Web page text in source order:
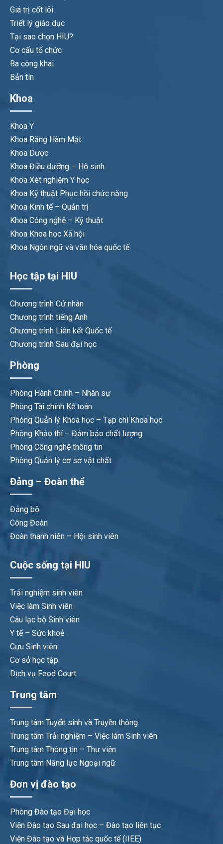
Giá trị cốt lõi
Triết lý giáo dục
Tại sao chọn HIU?
Cơ cấu tổ chức
Ba công khai
Bản tin
Khoa
Khoa Y
Khoa Răng Hàm Mặt
Khoa Dược
Khoa Điều dưỡng – Hộ sinh
Khoa Xét nghiệm Y học
Khoa Kỹ thuật Phục hồi chức năng
Khoa Kinh tế – Quản trị
Khoa Công nghệ – Kỹ thuật
Khoa Khoa học Xã hội
Khoa Ngôn ngữ và văn hóa quốc tế
Học tập tại HIU
Chương trình Cử nhân
Chương trình tiếng Anh
Chương trình Liên kết Quốc tế
Chương trình Sau đại học
Phòng
Phòng Hành Chính – Nhân sự
Phòng Tài chính Kế toán
Phòng Quản lý Khoa học – Tạp chí Khoa học
Phòng Khảo thí – Đảm bảo chất lượng
Phòng Công nghệ thông tin
Phòng Quản lý cơ sở vật chất
Đảng – Đoàn thể
Đảng bộ
Công Đoàn
Đoàn thanh niên – Hội sinh viên
Cuộc sống tại HIU
Trải nghiệm sinh viên
Việc làm Sinh viên
Câu lạc bộ Sinh viên
Y tế – Sức khoẻ
Cựu Sinh viên
Cơ sở học tập
Dịch vụ Food Court
Trung tâm
Trung tâm Tuyển sinh và Truyền thông
Trung tâm Trải nghiệm – Việc làm Sinh viên
Trung tâm Thông tin – Thư viện
Trung tâm Năng lực Ngoại ngữ
Đơn vị đào tạo
Phòng Đào tạo Đại học
Viện Đào tạo Sau đại học – Đào tạo liên tục
Viện Đào tạo và Hợp tác quốc tế (IIEE)